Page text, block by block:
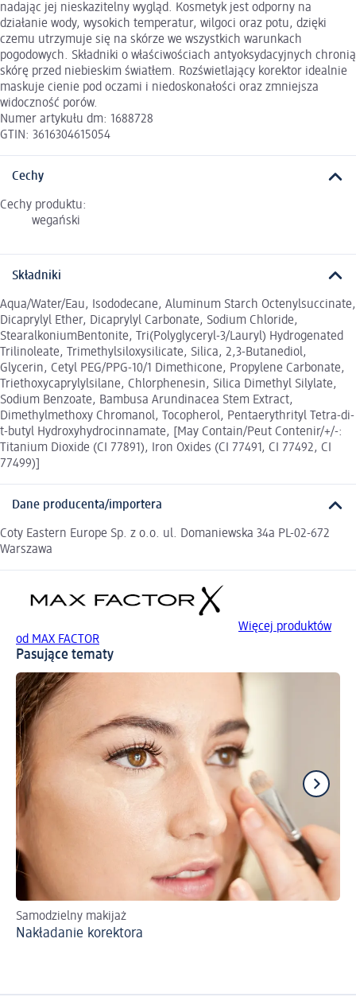
nadając jej nieskazitelny wygląd. Kosmetyk jest odporny na
działanie wody, wysokich temperatur, wilgoci oraz potu, dzięki
czemu utrzymuje się na skórze we wszystkich warunkach
pogodowych. Składniki o właściwościach antyoksydacyjnych chronią
skórę przed niebieskim światłem. Rozświetlający korektor idealnie
maskuje cienie pod oczami i niedoskonałości oraz zmniejsza
widoczność porów.
Numer artykułu dm: 1688728
GTIN: 3616304615054
Cechy
Cechy produktu:
wegański
Składniki
Aqua/Water/Eau, Isododecane, Aluminum Starch Octenylsuccinate,
Dicaprylyl Ether, Dicaprylyl Carbonate, Sodium Chloride,
StearalkoniumBentonite, Tri(Polyglyceryl-3/Lauryl) Hydrogenated
Trilinoleate, Trimethylsiloxysilicate, Silica, 2,3-Butanediol,
Glycerin, Cetyl PEG/PPG-10/1 Dimethicone, Propylene Carbonate,
Triethoxycaprylylsilane, Chlorphenesin, Silica Dimethyl Silylate,
Sodium Benzoate, Bambusa Arundinacea Stem Extract,
Dimethylmethoxy Chromanol, Tocopherol, Pentaerythrityl Tetra-di-
t-butyl Hydroxyhydrocinnamate, [May Contain/Peut Contenir/+/-:
Titanium Dioxide (CI 77891), Iron Oxides (CI 77491, CI 77492, CI
77499)]
Dane producenta/importera
Coty Eastern Europe Sp. z o.o. ul. Domaniewska 34a PL-02-672
Warszawa
Więcej produktów
od MAX FACTOR
Pasujące tematy
Samodzielny makijaż
Nakładanie korektora